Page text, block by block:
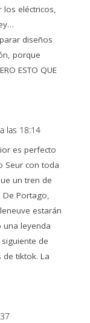
los eléctricos,
diseños
porque
ESTO QUE
las 18:14
es perfecto
Seur con toda
un tren de
De Portago,
estarán
leyenda
de
tiktok. La